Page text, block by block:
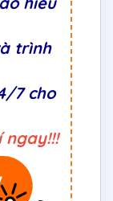
trình
7 cho
ngay!!!